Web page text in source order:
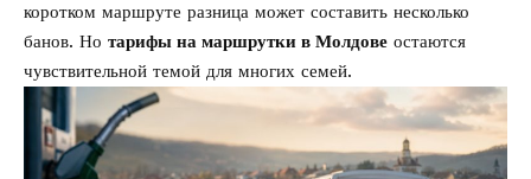
коротком маршруте разница может составить несколько
банов. Но тарифы на маршрутки в Молдове остаются
чувствительной темой для многих семей.